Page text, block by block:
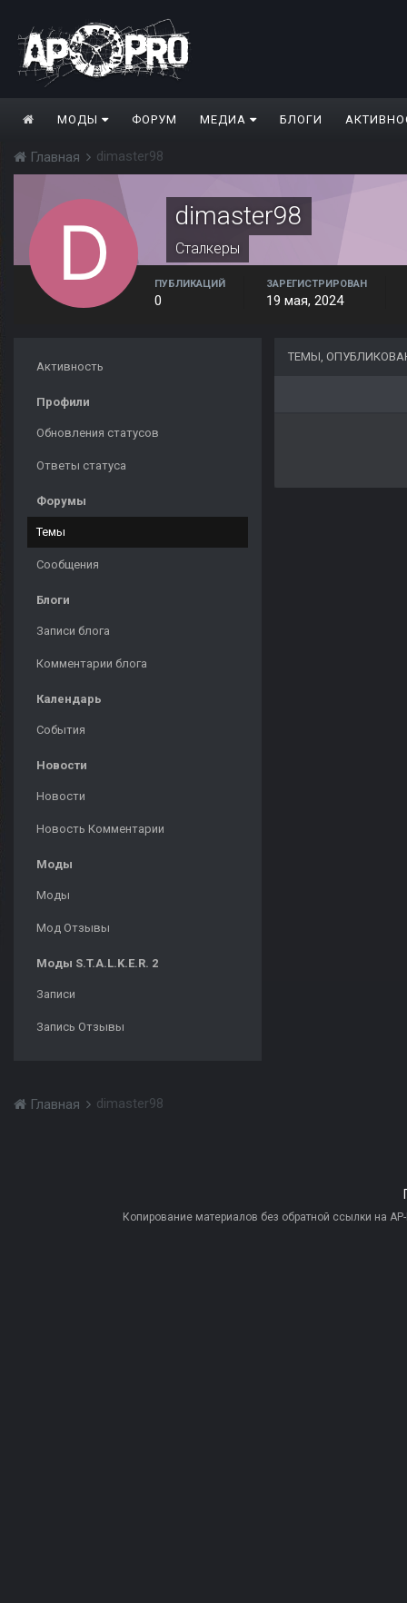
МОДЫ ФОРУМ МЕДИА БЛОГИ
Главная dimaster98
dimaster98
Сталкеры
ПУБЛИКАЦИЙ
0
ЗАРЕГИСТРИРОВАН
19 мая, 2024
Активность
Профили
Обновления статусов
Ответы статуса
Форумы
Темы
Сообщения
Блоги
Записи блога
Комментарии блога
Календарь
События
Новости
Новости
Новость Комментарии
Моды
Моды
Мод Отзывы
Моды S.T.A.L.K.E.R. 2
Записи
Запись Отзывы
ТЕМЫ,
Главная dimaster98
Копирование материалов без обратной ссылки на